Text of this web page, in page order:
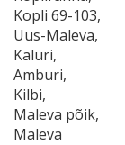
Kopli 69-103,
Uus-Maleva,
Kaluri,
Amburi,
Kilbi,
Maleva põik,
Maleva